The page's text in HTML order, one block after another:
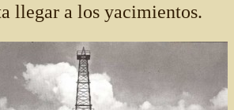
llegar a los yacimientos.